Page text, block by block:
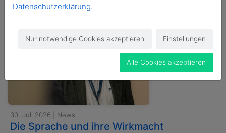
30. Juli 2026 | News
Die Sprache und ihre Wirkmacht
Datenschutzerklärung.
Nur notwendige Cookies akzeptieren Einstellungen
Alle Cookies akzeptieren